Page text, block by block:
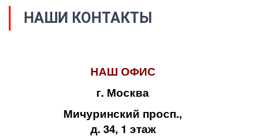
НАШИ КОНТАКТЫ
НАШ ОФИС
г. Москва
Мичуринский просп.,
д. 34, 1 этаж